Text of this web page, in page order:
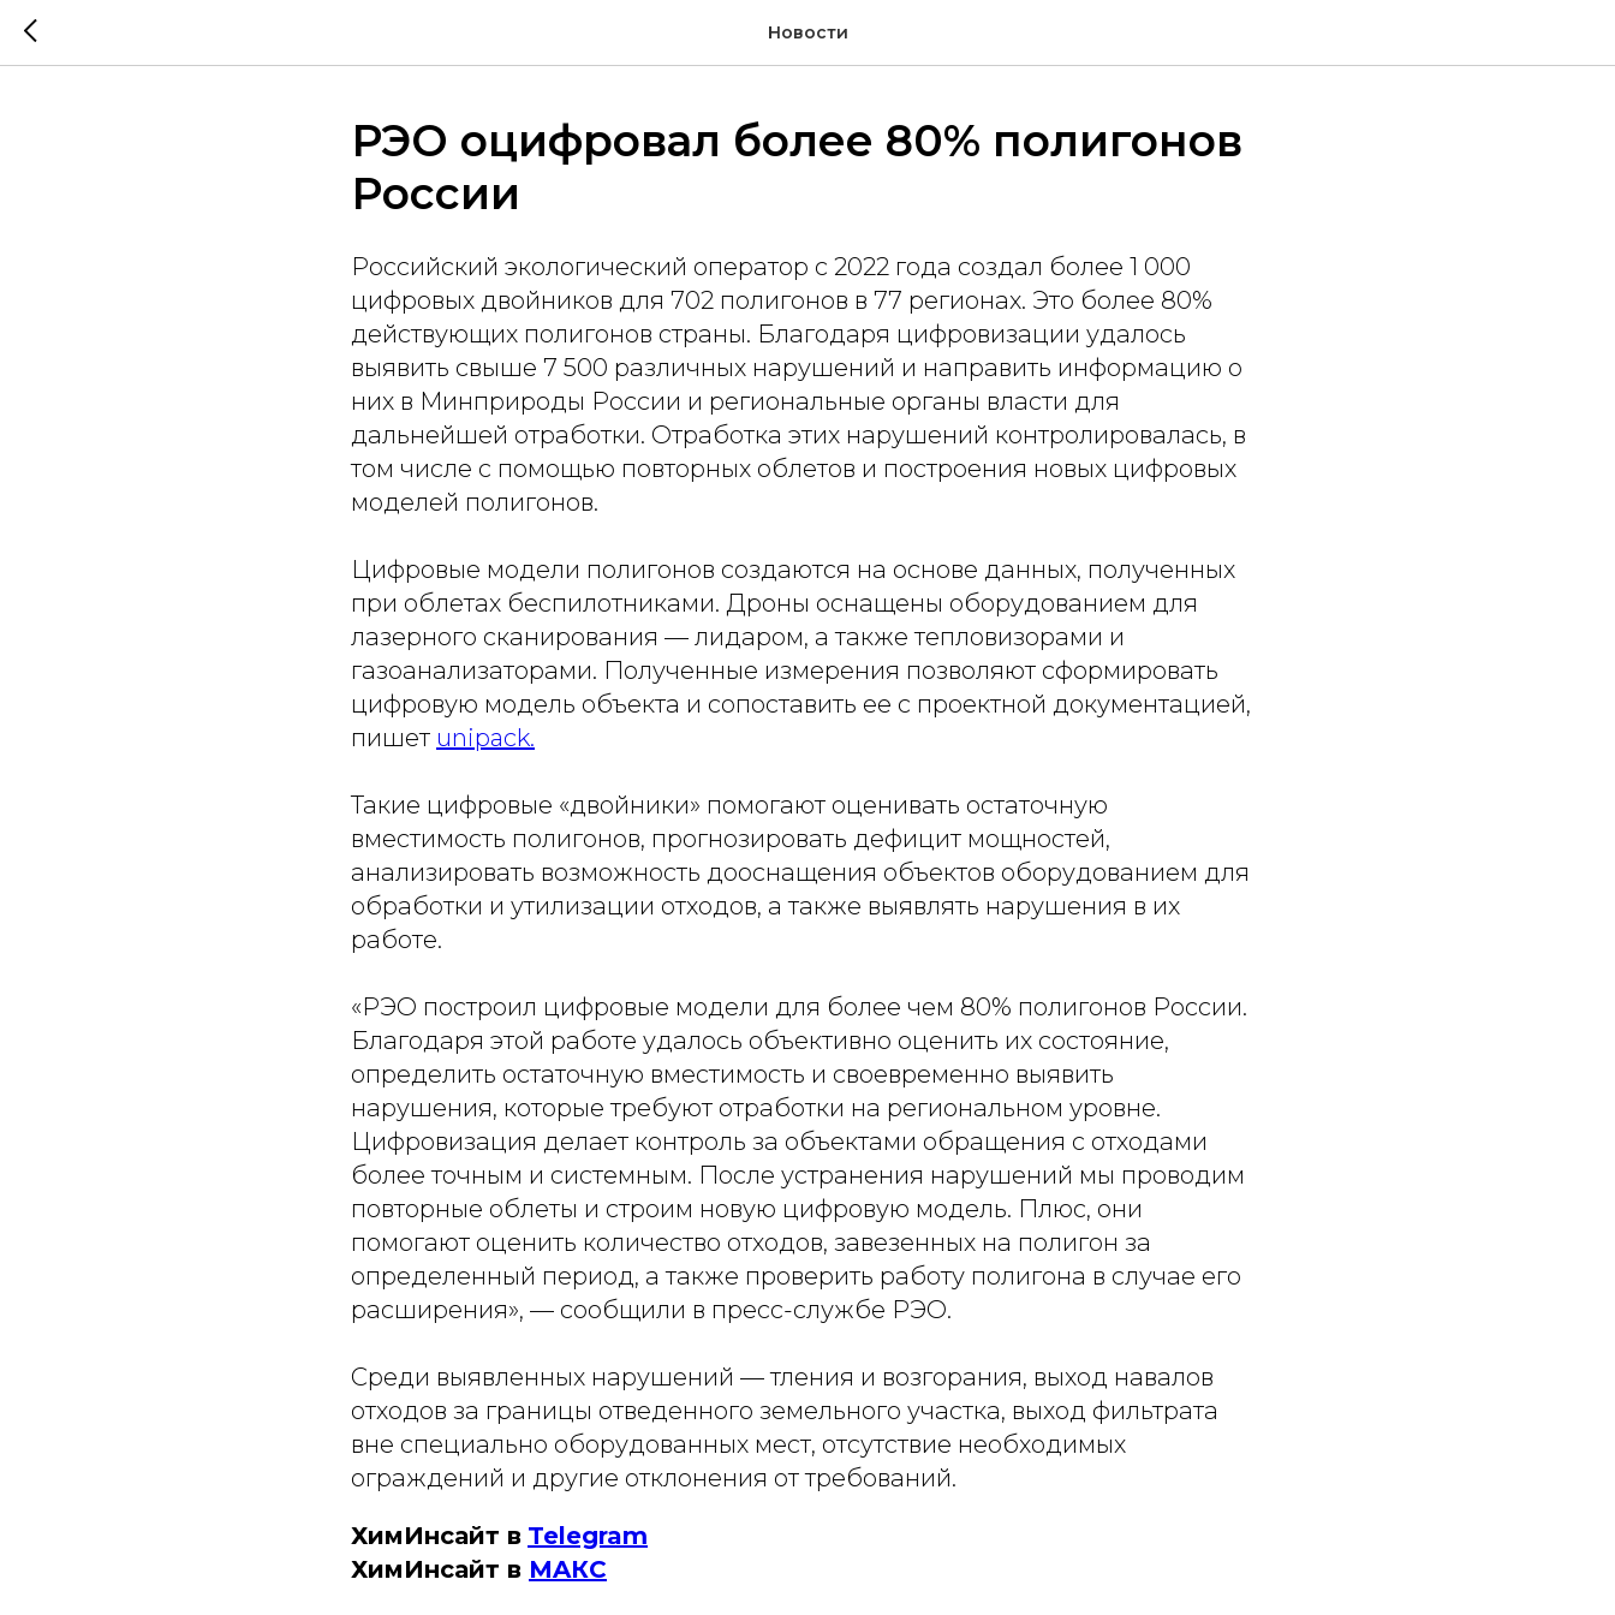
Новости
РЭО оцифровал более 80% полигонов
России
Российский экологический оператор с 2022 года создал более 1 000
цифровых двойников для 702 полигонов в 77 регионах. Это более 80%
действующих полигонов страны. Благодаря цифровизации удалось
выявить свыше 7 500 различных нарушений и направить информацию о
них в Минприроды России и региональные органы власти для
дальнейшей отработки. Отработка этих нарушений контролировалась, в
том числе с помощью повторных облетов и построения новых цифровых
моделей полигонов.
Цифровые модели полигонов создаются на основе данных, полученных
при облетах беспилотниками. Дроны оснащены оборудованием для
лазерного сканирования — лидаром, а также тепловизорами и
газоанализаторами. Полученные измерения позволяют сформировать
цифровую модель объекта и сопоставить ее с проектной документацией,
пишет unipack.
Такие цифровые «двойники» помогают оценивать остаточную
вместимость полигонов, прогнозировать дефицит мощностей,
анализировать возможность дооснащения объектов оборудованием для
обработки и утилизации отходов, а также выявлять нарушения в их
работе.
«РЭО построил цифровые модели для более чем 80% полигонов России.
Благодаря этой работе удалось объективно оценить их состояние,
определить остаточную вместимость и своевременно выявить
нарушения, которые требуют отработки на региональном уровне.
Цифровизация делает контроль за объектами обращения с отходами
более точным и системным. После устранения нарушений мы проводим
повторные облеты и строим новую цифровую модель. Плюс, они
помогают оценить количество отходов, завезенных на полигон за
определенный период, а также проверить работу полигона в случае его
расширения», — сообщили в пресс-службе РЭО.
Среди выявленных нарушений — тления и возгорания, выход навалов
отходов за границы отведенного земельного участка, выход фильтрата
вне специально оборудованных мест, отсутствие необходимых
ограждений и другие отклонения от требований.
ХимИнсайт в Telegram
ХимИнсайт в MAКС